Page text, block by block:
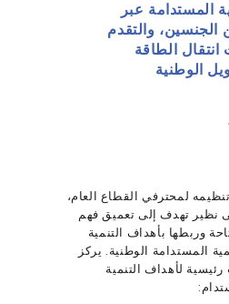
المستدامة عبر
الجنسين، والتقدم
الطاقة
الوطنية
لمحترفي القطاع العام،
نظير تهدف إلى تعميق فهم
وربطها بأهداف التنمية
المستدامة الوطنية. يركز
لأهداف التنمية